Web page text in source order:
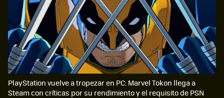
PlayStation vuelve a tropezar en PC: Marvel Tokon llega a
Steam con críticas por su rendimiento y el requisito de PSN